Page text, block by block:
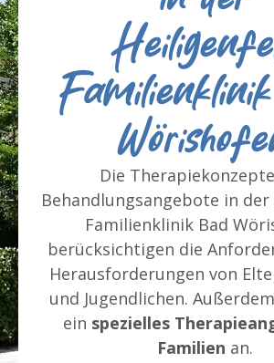
Die
Behandlungsangebote in
Familienklinik Bad
berücksichtigen die
Herausforderungen von
und Jugendlichen.
ein spezielles
Familien an.